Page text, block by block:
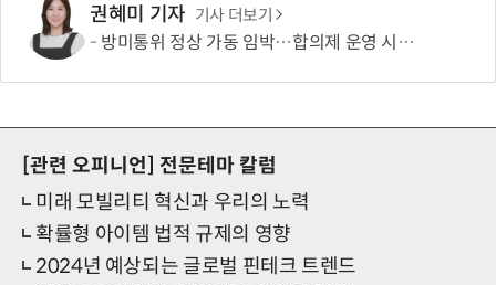
권혜미 기자 기사 더보기
방미통위 정상 가동 임박…합의제 운영 시험대
[관련 오피니언] 전문테마 칼럼
미래 모빌리티 혁신과 우리의 노력
확률형 아이템 법적 규제의 영향
2024년 예상되는 글로벌 핀테크 트렌드